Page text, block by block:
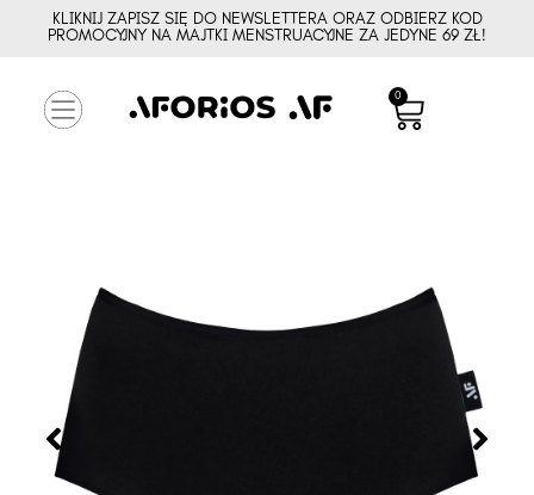
KLIKNIJ ZAPISZ SIĘ DO NEWSLETTERA ORAZ ODBIERZ KOD
PROMOCYJNY NA MAJTKI MENSTRUACYJNE ZA JEDYNE 69 ZŁ!
0